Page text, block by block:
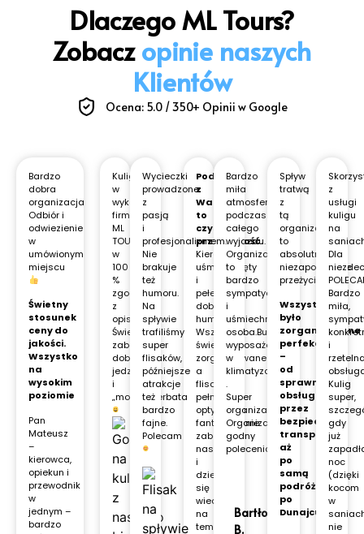
Dlaczego ML Tours?
Zobaczopinie naszych
Klientów
Ocena: 5.0 / 350+ Opinii w Google​
Bardzo
dobra
organizacja
Odbiór i
odwiezienie
w
umówionym
miejscu
Świetny
stosunek
ceny do
jakości.
Wszystko
na
wysokim
poziomie
Pan
Mateusz
–
kierowca,
opiekun i
przewodnik
w
jednym –
bardzo
Podróż
z
Wami
to
czysta
przyjemność.
Kierowca
uśmiechnięty
i
pełen
dobrego
humoru.
Wszystko
świetnie
zorganizowane
a
flisacy
pełni
optymizmu
fantastycznie
zabawiali
nas
i
dzielili
się
wiedzą
na
temat
Bardzo
miła
atmosfera
podczas
całego
wyjazdu.
Organizator
to
bardzo
sympatyczna
i
uśmiechnięta
osoba.Bus
wyposażony
w
klimatyzację
.
Super
organizacja.
Organizator
godny
polecenia.
Bartłomiej
B.
Spływ
tratwą
z
tą
organizacją
to
absolutnie
niezapomniane
przeżycie!
Wszystko
było
zorganizowane
perfekcyjnie
–
od
sprawnej
obsługi,
przez
bezpieczny
transport,
aż
po
samą
podróż
po
Dunajcu.
z
usługi
kuligu
na
Dla
Bardzo
miła,
i
Kulig
super,
gdy
już
noc
(dzięki
kocom
w
nie
Kulig
w
wykonaniu
firmy
ML
TOURS
w
100
%
zgodny
z
opisem.
Świetna
zabawa
dobre
jedzenie
i
„mocna”herbata
Wycieczki
prowadzone
z
pasją
i
profesjonalizmem.
Nie
brakuje
też
humoru.
Na
spływie
trafiliśmy
super
flisaków,
późniejsze
atrakcje
też
bardzo
fajne.
Polecam